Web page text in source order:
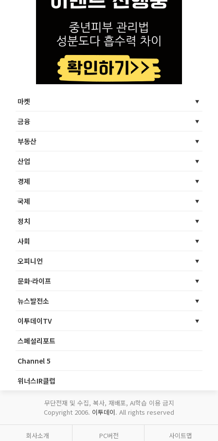
마켓
금융
부동산
산업
경제
국제
정치
사회
오피니언
문화·라이프
뉴스발전소
이투데이TV
스페셜리포트
Channel 5
위너스IR클럽
무단전재 및 수집, 복사, 재배포, AI학습 이용 금지
Copyright 2006. 이투데이. All rights reserved
회사소개 PC버전 사이트맵